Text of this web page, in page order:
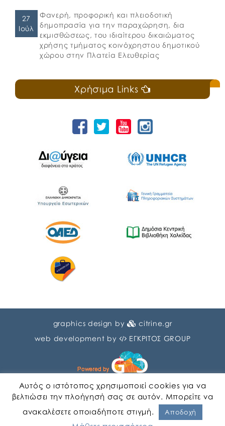
27
Ιούλ
Φανερή, προφορική και πλειοδοτική
δημοπρασία για την παραχώρηση, δια
εκμισθώσεως, του ιδιαίτερου δικαιώματος
χρήσης τμήματος κοινόχρηστου δημοτικού
χώρου στην Πλατεία Ελευθερίας
Χρήσιμα Links
graphics design by
citrine.gr
web development by
ΕΓΚΡΙΤΟΣ GROUP
Αυτός ο ιστότοπος χρησιμοποιεί cookies για να
βελτιώσει την πλοήγησή σας σε αυτόν. Μπορείτε να
ανακαλέσετε οποιαδήποτε στιγμή.
Αποδοχή
Αγγλικα Ελληνικα